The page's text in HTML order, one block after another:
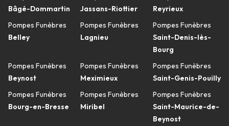
Bâgé-Dommartin
Pompes Funèbres
Belley
Pompes Funèbres
Beynost
Pompes Funèbres
Bourg-en-Bresse
Jassans-Riottier
Pompes Funèbres
Lagnieu
Pompes Funèbres
Meximieux
Pompes Funèbres
Miribel
Reyrieux
Pompes Funèbres
Saint-Denis-lès-
Bourg
Pompes Funèbres
Saint-Genis-Pouilly
Pompes Funèbres
Saint-Maurice-de-
Beynost